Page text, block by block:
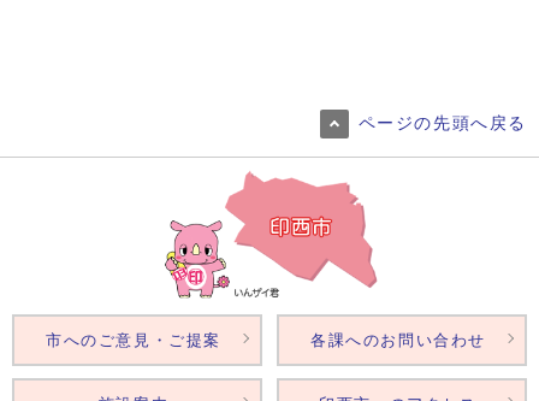
ページの先頭へ戻る
市へのご意見・ご提案 各課へのお問い合わせ